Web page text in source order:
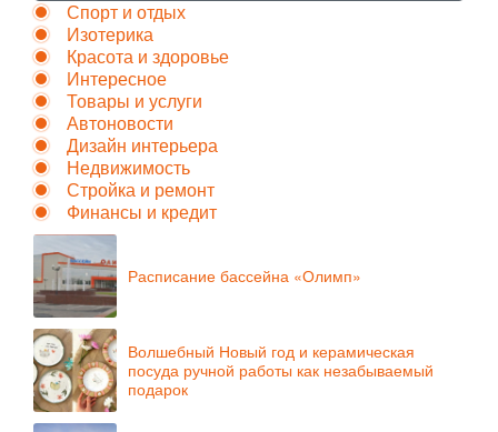
Спорт и отдых
Изотерика
Красота и здоровье
Интересное
Товары и услуги
Автоновости
Дизайн интерьера
Недвижимость
Стройка и ремонт
Финансы и кредит
Расписание бассейна «Олимп»
Волшебный Новый год и керамическая
посуда ручной работы как незабываемый
подарок